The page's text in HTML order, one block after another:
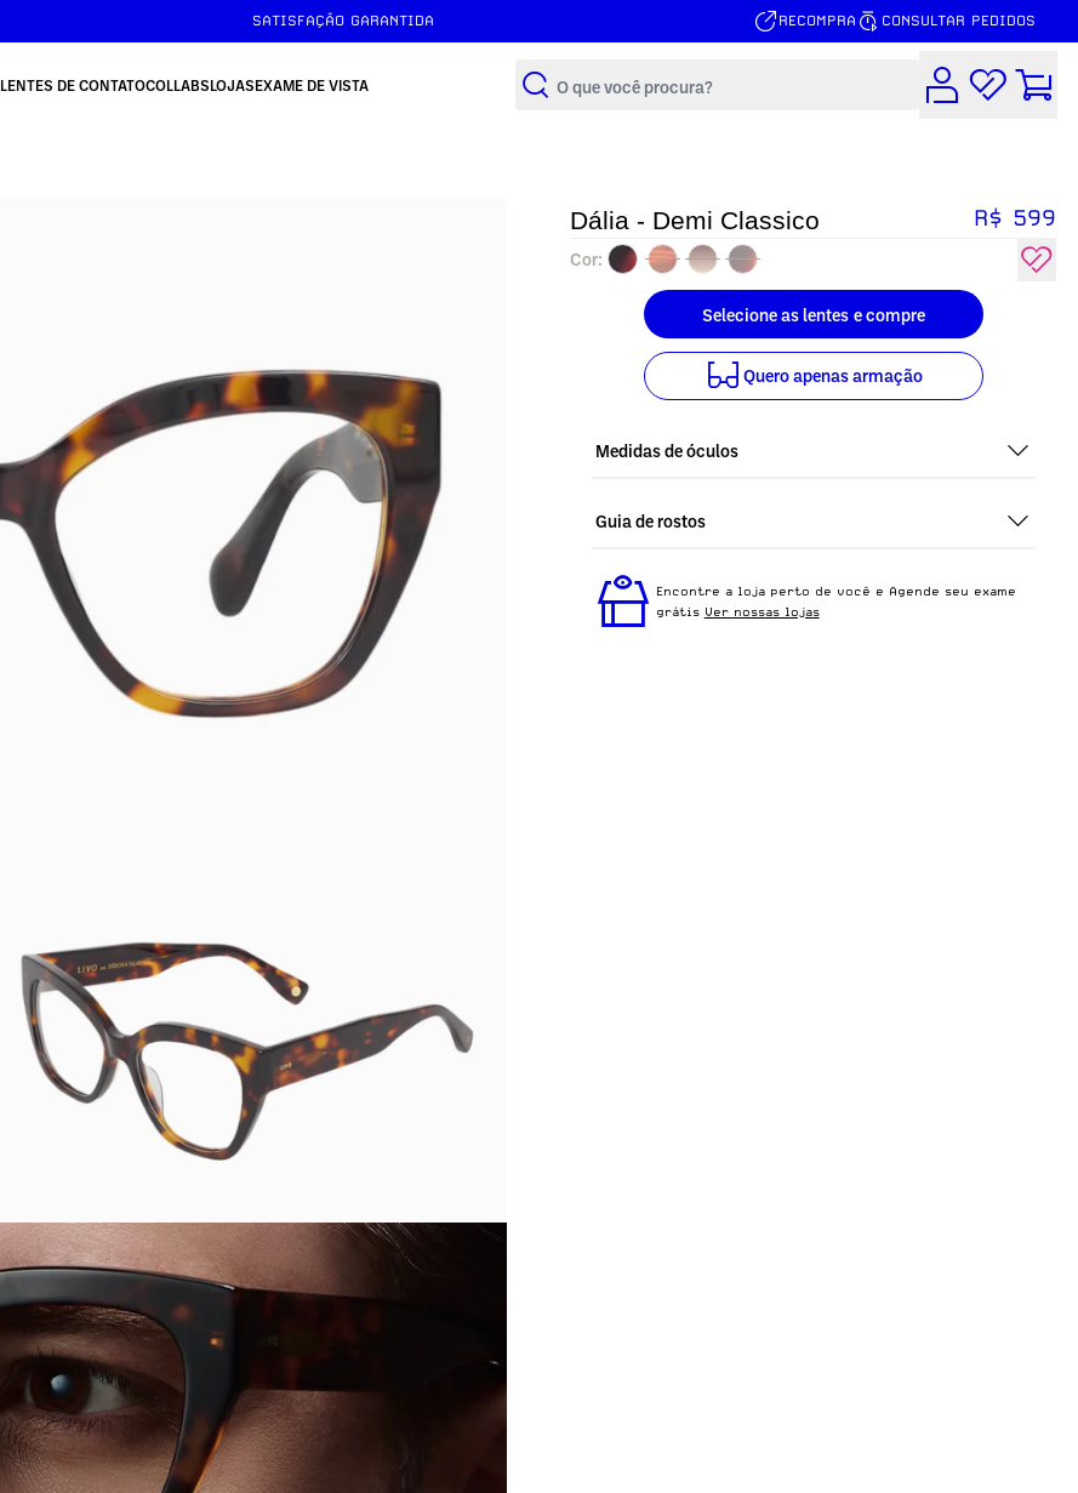
SATISFAÇÃO GARANTIDA RECOMPRA CONSULTAR PEDIDOS
LENTES DE CONTATOCOLLABSLOJASEXAME DE VISTA
Buscar
Dália - Demi Classico R$ 599
Cor:
Selecione as lentes e compre
Quero apenas armação
Medidas de óculos
Guia de rostos
Classico é ideal para quem busca um óculos
confortável para o dia a dia.
Encontre a loja perto de você e Agende seu exame
grátis Ver nossas lojas